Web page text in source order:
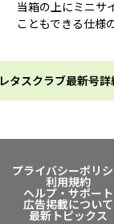
当箱の上にミニサ
こともできる仕様
レタスクラブ最新号詳
プライバシーポリ
利用規約
ヘルプ・サポート
広告掲載について
最新トピックス